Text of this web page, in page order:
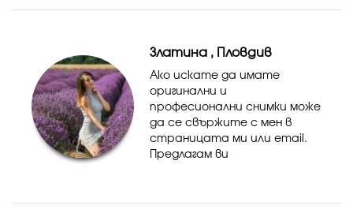
видеозаснемането в
Пловдив и облас...
Златина , Пловдив
Ако искате да имате
оригинални и
професионални снимки може
да се свържите с мен в
страницата ми или email.
Предлагам ви
вашите неповторими